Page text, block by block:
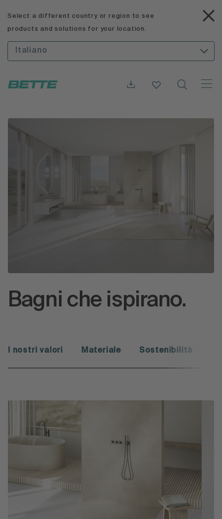
Select a different country or region to see
products and solutions for your location.
Italiano
Bagni che ispirano.
I nostri valori Materiale Sostenibilità